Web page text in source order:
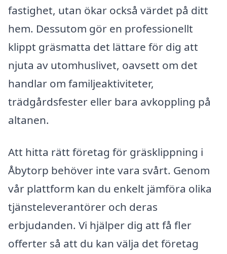
fastighet, utan ökar också värdet på ditt
hem. Dessutom gör en professionellt
klippt gräsmatta det lättare för dig att
njuta av utomhuslivet, oavsett om det
handlar om familjeaktiviteter,
trädgårdsfester eller bara avkoppling på
altanen.
Att hitta rätt företag för gräsklippning i
Åbytorp behöver inte vara svårt. Genom
vår plattform kan du enkelt jämföra olika
tjänsteleverantörer och deras
erbjudanden. Vi hjälper dig att få fler
offerter så att du kan välja det företag